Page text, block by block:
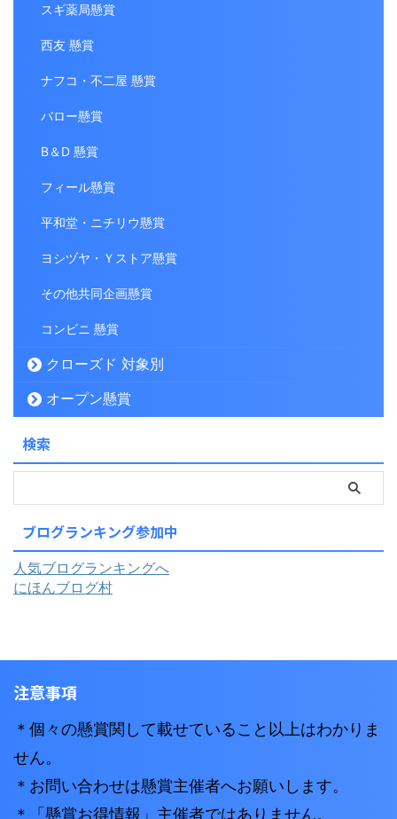
スギ薬局懸賞
西友 懸賞
ナフコ・不二屋 懸賞
バロー懸賞
B＆D 懸賞
フィール懸賞
平和堂・ニチリウ懸賞
ヨシヅヤ・Ｙストア懸賞
その他共同企画懸賞
コンビニ 懸賞
クローズド 対象別
オープン懸賞
検索
ブログランキング参加中
人気ブログランキングへ
にほんブログ村
注意事項
＊個々の懸賞関して載せていること以上はわかりま
せん。
＊お問い合わせは懸賞主催者へお願いします。
＊「懸賞お得情報」主催者ではありません。